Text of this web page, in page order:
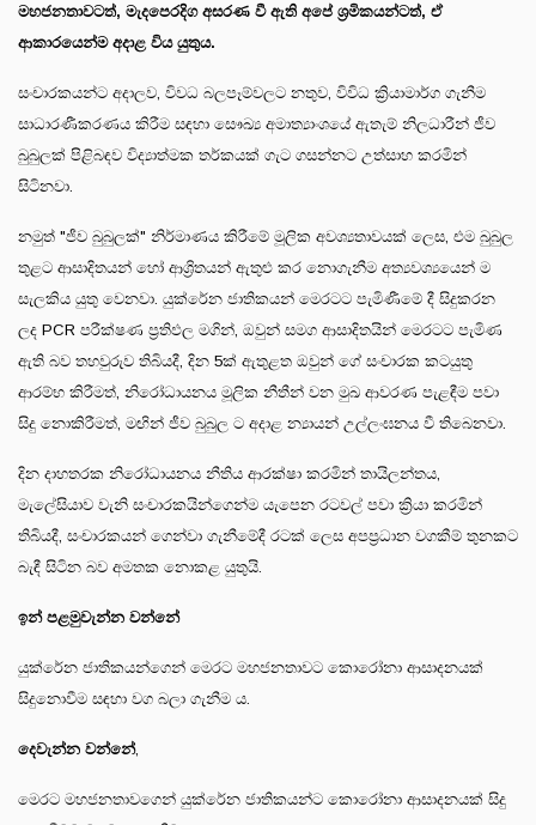
මහජනතාවටත්, මැදපෙරදිග අසරණ වී ඇති අපේ ශ්‍රමිකයන්ටත්, ඒ
ආකාරයෙන්ම අදාළ විය යුතුය.
සංචාරකයන්ට අදාලව, විවධ බලපෑම්වලට නතුව, විවිධ ක්‍රියාමාර්ග ගැනීම
සාධාරණීකරණය කිරීම සඳහා සෞඛ්‍ය අමාත්‍යාංශයේ ඇතැම් නිලධාරීන් ජීව
බුබුලක් පිළිබඳව විද්‍යාත්මක තර්කයක් ගැට ගසන්නට උත්සාහ කරමින්
සිටිනවා.
නමුත් "ජීව බුබුලක්" නිර්මාණය කිරීමේ මූලික අවශ්‍යතාවයක් ලෙස, එම බුබුල
තුළට ආසාදිතයන් හෝ ආශ්‍රිතයන් ඇතුළු කර නොගැනීම අත්‍යවශ්‍යයෙන් ම
සැලකිය යුතු වෙනවා. යුක්රේන ජාතිකයන් මෙරටට පැමිණීමේ දී සිදුකරන
ලද PCR පරීක්ෂණ ප්‍රතිඵල මගින්, ඔවුන් සමග ආසාදිතයින් මෙරටට පැමිණ
ඇති බව තහවුරුව තිබියදී, දින 5ක් ඇතුළත ඔවුන් ගේ සංචාරක කටයුතු
ආරම්භ කිරීමත්, නිරෝධායනය මූලික නීතීන් වන මුඛ ආවරණ පැළඳීම පවා
සිදු නොකිරීමත්, මඟින් ජීව බුබුල ට අදාළ න්‍යායන් උල්ලංඝනය වී තිබෙනවා.
දින දාහතරක නිරෝධායනය නීතිය ආරක්ෂා කරමින් තායිලන්තය,
මැලේසියාව වැනි සංචාරකයින්ගෙන්ම යැපෙන රටවල් පවා ක්‍රියා කරමින්
තිබියදී, සංචාරකයන් ගෙන්වා ගැනීමේදී රටක් ලෙස අපප්‍රධාන වගකීම් තුනකට
බැඳී සිටින බව අමතක නොකළ යුතුයි.
ඉන් පළමුවැන්න වන්නේ
යුක්රේන ජාතිකයන්ගෙන් මෙරට මහජනතාවට කොරෝනා ආසාදනයක්
සිදුනොවීම සඳහා වග බලා ගැනීම ය.
දෙවැන්න වන්නේ,
මෙරට මහජනතාවගෙන් යුක්රේන ජාතිකයන්ට කොරෝනා ආසාදනයක් සිදු